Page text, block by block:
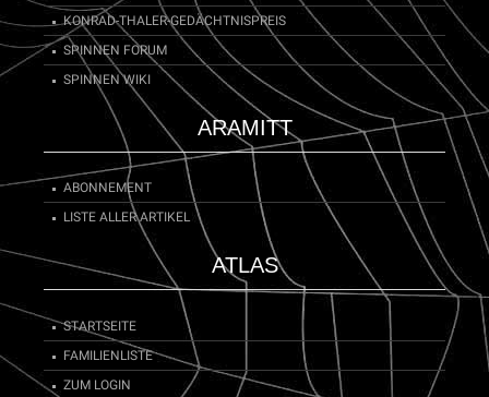
KONRAD-THALER-GEDÄCHTNISPREIS
SPINNEN FORUM
SPINNEN WIKI
ARAMITT
ABONNEMENT
LISTE ALLER ARTIKEL
ATLAS
STARTSEITE
FAMILIENLISTE
ZUM LOGIN